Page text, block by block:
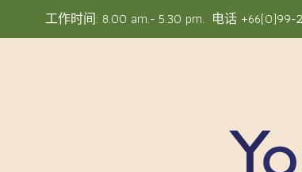
工作时间: 8.00 am.- 5.30 pm. 电话 +66(0)99-